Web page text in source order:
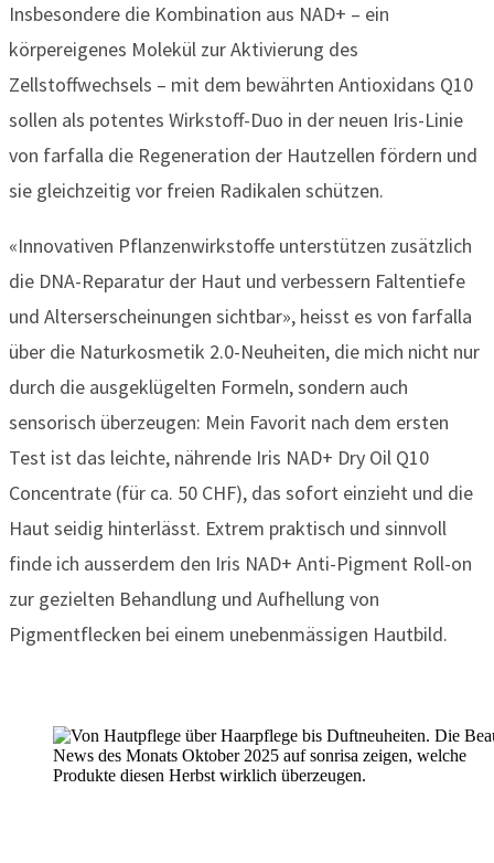
Insbesondere die Kombination aus NAD+ – ein
körpereigenes Molekül zur Aktivierung des
Zellstoffwechsels – mit dem bewährten Antioxidans Q10
sollen als potentes Wirkstoff-Duo in der neuen Iris-Linie
von farfalla die Regeneration der Hautzellen fördern und
sie gleichzeitig vor freien Radikalen schützen.
«Innovativen Pflanzenwirkstoffe unterstützen zusätzlich
die DNA-Reparatur der Haut und verbessern Faltentiefe
und Alterserscheinungen sichtbar», heisst es von farfalla
über die Naturkosmetik 2.0-Neuheiten, die mich nicht nur
durch die ausgeklügelten Formeln, sondern auch
sensorisch überzeugen: Mein Favorit nach dem ersten
Test ist das leichte, nährende Iris NAD+ Dry Oil Q10
Concentrate (für ca. 50 CHF), das sofort einzieht und die
Haut seidig hinterlässt. Extrem praktisch und sinnvoll
finde ich ausserdem den Iris NAD+ Anti-Pigment Roll-on
zur gezielten Behandlung und Aufhellung von
Pigmentflecken bei einem unebenmässigen Hautbild.